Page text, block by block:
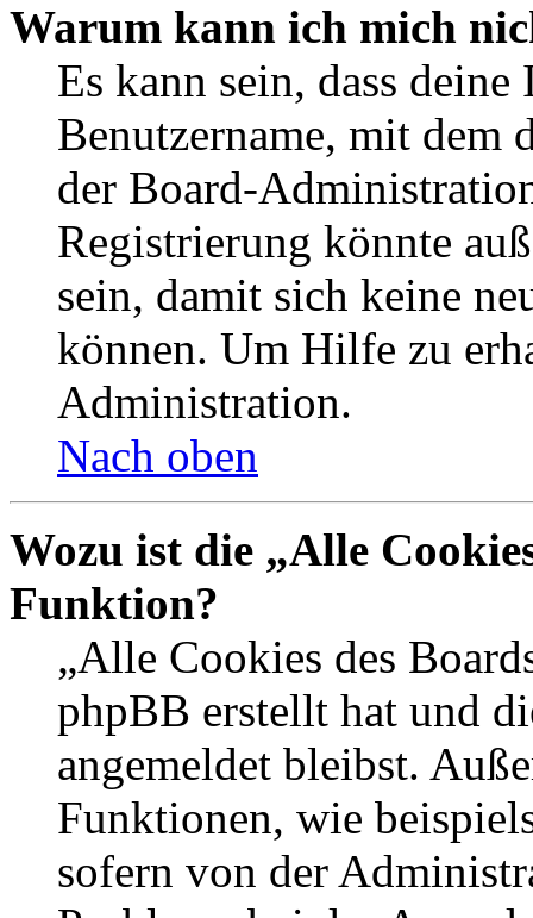
Warum kann ich mich
Es kann sein, dass
Benutzername, mit dem
der Board-
Registrierung könnte
sein, damit sich keine
können. Um Hilfe zu
Administration.
Nach oben
Wozu ist die „Alle
Funktion?
„Alle Cookies des
phpBB erstellt hat und
angemeldet bleibst.
Funktionen, wie
sofern von der